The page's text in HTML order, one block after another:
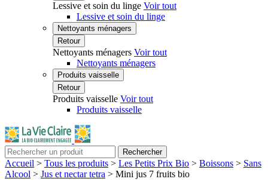
Lessive et soin du linge Voir tout
Lessive et soin du linge
Nettoyants ménagers
Retour
Nettoyants ménagers Voir tout
Nettoyants ménagers
Produits vaisselle
Retour
Produits vaisselle Voir tout
Produits vaisselle
Rechercher
Accueil > Tous les produits > Les Petits Prix Bio > Boissons > Sans
Alcool > Jus et nectar tetra > Mini jus 7 fruits bio